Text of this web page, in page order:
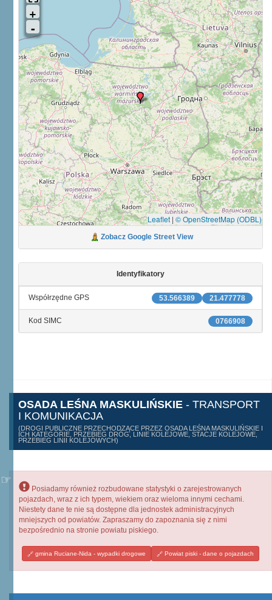
Leaflet | © OpenStreetMap (ODBL)
Zobacz Google Street View
Identyfikatory
21.477778
53.566389
Współrzędne GPS
0766908
Kod SIMC
OSADA LEŚNA MASKULIŃSKIE - TRANSPORT
I KOMUNIKACJA
(DROGI PUBLICZNE PRZECHODZĄCE PRZEZ OSADA LEŚNA MASKULIŃSKIE I
ICH KATEGORIE, PRZEBIEG DRÓG, LINIE KOLEJOWE, STACJE KOLEJOWE,
PRZEBIEG LINII KOLEJOWYCH)
Posiadamy również rozbudowane statystyki o zarejestrowanych
pojazdach, wraz z ich typem, wiekiem oraz wieloma innymi cechami.
Niestety dane te nie są dostępne dla jednostek administracyjnych
mniejszych od powiatów. Zapraszamy do zapoznania się z nimi
bezpośrednio na stronie powiatu piskiego.
gmina Ruciane-Nida - wypadki drogowe Powiat piski - dane o pojazdach